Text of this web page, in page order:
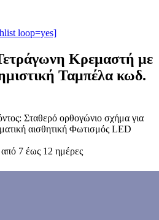
loop=yes]
Κρεμαστή με
Ταμπέλα κωδ.
Σταθερό ορθογώνιο σχήμα για
αισθητική Φωτισμός LED
από 7 έως 12 ημέρες